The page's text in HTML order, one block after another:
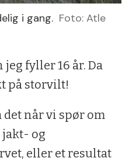
i gang. Foto: Atle
jeg fyller 16 år. Da
på storvilt!
det når vi spør om
jakt- og
eller et resultat